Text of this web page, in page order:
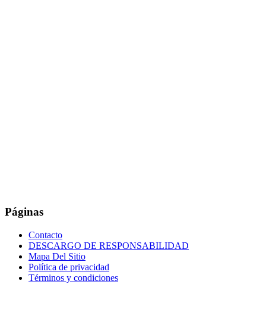
Páginas
Contacto
DESCARGO DE RESPONSABILIDAD
Mapa Del Sitio
Política de privacidad
Términos y condiciones